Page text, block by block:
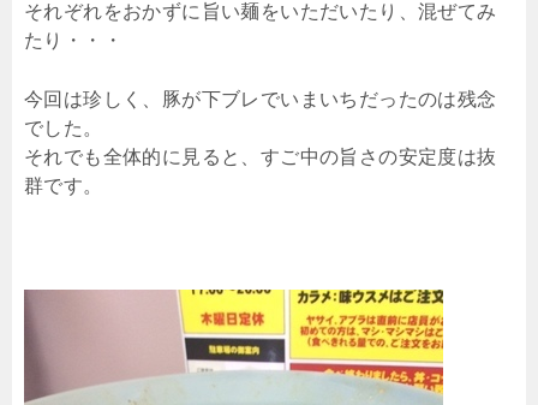
それぞれをおかずに旨い麺をいただいたり、混ぜてみ
たり・・・
今回は珍しく、豚が下ブレでいまいちだったのは残念
でした。
それでも全体的に見ると、すご中の旨さの安定度は抜
群です。